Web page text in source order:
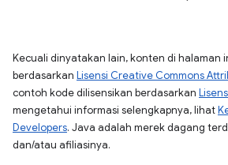
Kecuali dinyatakan lain, konten di halaman
berdasarkan Lisensi Creative Commons
contoh kode dilisensikan berdasarkan
mengetahui informasi selengkapnya, lihat
Developers. Java adalah merek dagang
dan/atau afiliasinya.